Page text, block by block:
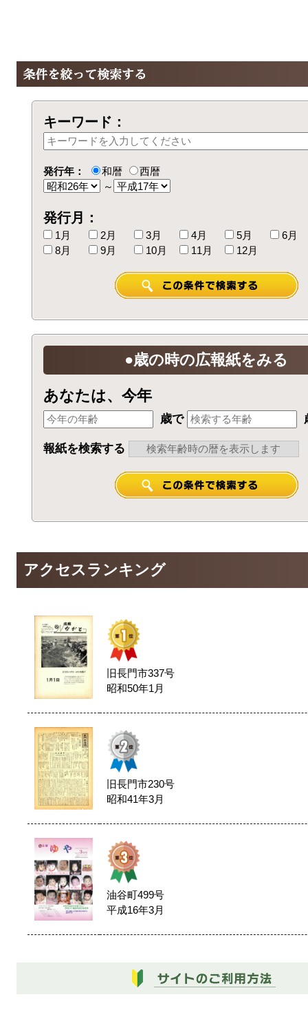
キーワード：
発行年： 和暦
西暦
～
発行月：
1月 2月 3月 4月 5月
6月
8月
9月 10月 11月 12月
●歳の時の広報紙をみる
あなたは、今年
歳で
報紙を検索する
アクセスランキング
旧長門市337号
昭和50年1月
旧長門市230号
昭和41年3月
油谷町499号
平成16年3月